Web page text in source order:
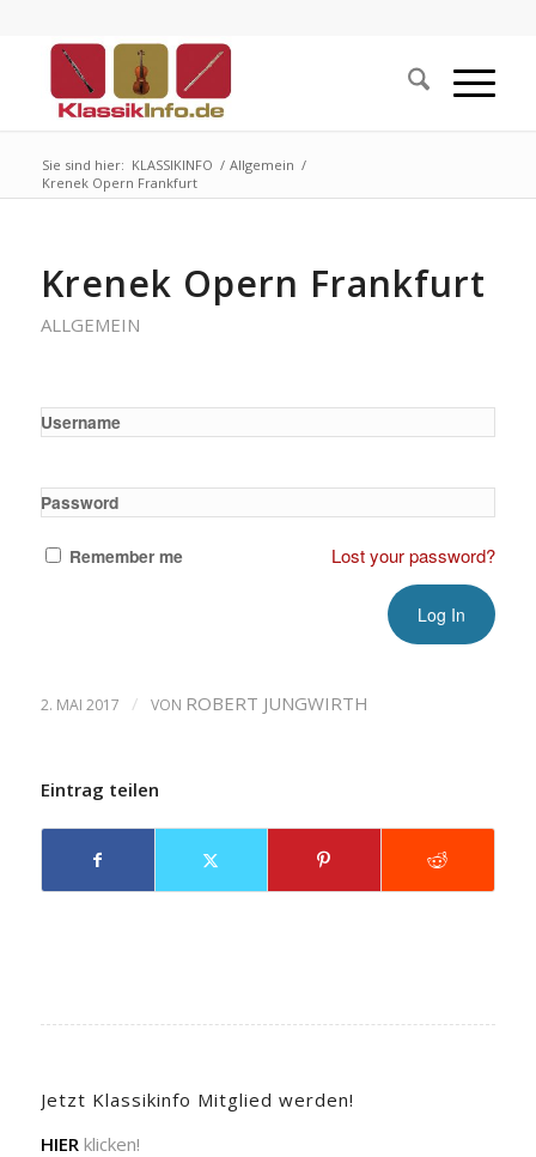
Sie sind hier: KLASSIKINFO / Allgemein /
Krenek Opern Frankfurt
Krenek Opern Frankfurt
ALLGEMEIN
Username
Password
Remember me Lost your password?
2. MAI 2017 / VON ROBERT JUNGWIRTH
Eintrag teilen
Jetzt Klassikinfo Mitglied werden!
HIER klicken!